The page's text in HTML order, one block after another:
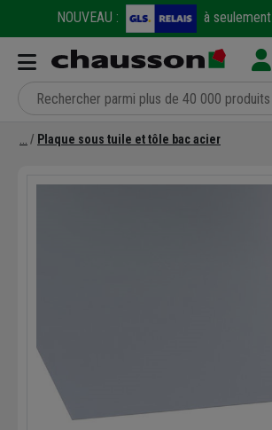
NOUVEAU : à seulement
Plaque sous tuile et tôle bac acier